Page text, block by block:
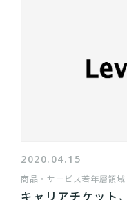
2020.04.15
商品・サービス若年層領域
キャリアチケット